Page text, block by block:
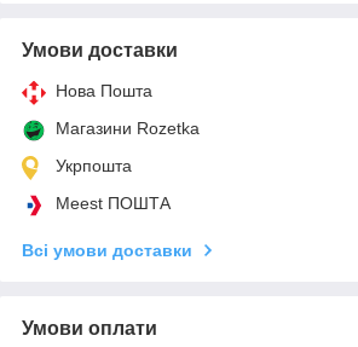
Умови доставки
Нова Пошта
Магазини Rozetka
Укрпошта
Meest ПОШТА
Всі умови доставки
Умови оплати